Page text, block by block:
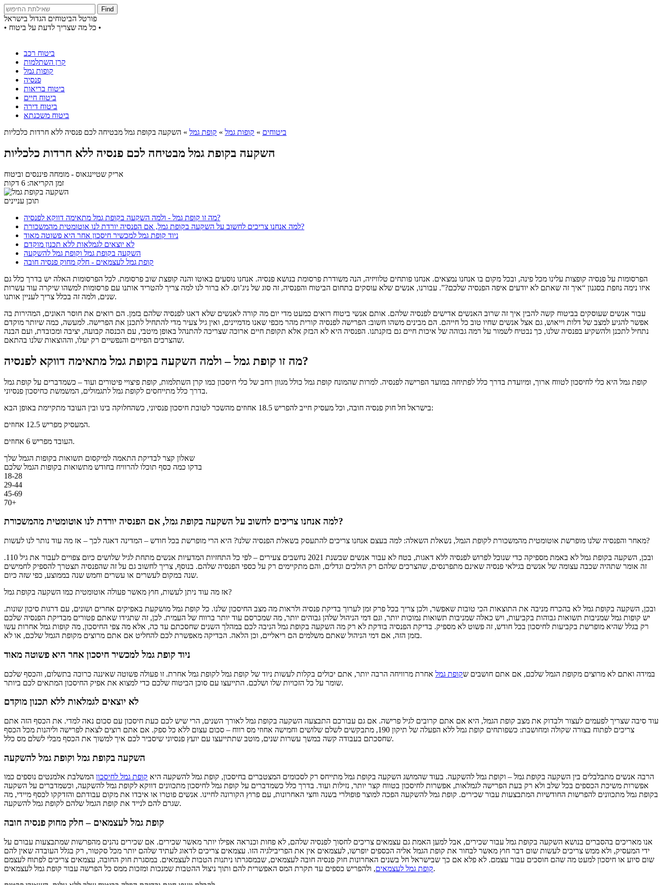
Find
פורטל הביטוחים הגדול בישראל
• כל מה שצריך לדעת על ביטוח •
ביטוח רכב
קרן השתלמות
קופות גמל
פנסיה
ביטוח בריאות
ביטוח חיים
ביטוח דירה
ביטוח משכנתא
ביטוחים » קופות גמל » קופת גמל » השקעה בקופת גמל מבטיחה לכם פנסיה ללא חרדות כלכליות
השקעה בקופת גמל מבטיחה לכם פנסיה ללא חרדות כלכליות
אריק שטיינגאוס - מומחה פיננסים וביטוח
זמן הקריאה: 6 דקות
תוכן עניינים
מה זו קופת גמל - ולמה השקעה בקופת גמל מתאימה דווקא לפנסיה?
למה אנחנו צריכים לחשוב על השקעה בקופת גמל, אם הפנסיה יורדת לנו אוטומטית מהמשכורת?
ניוד קופת גמל למכשיר חיסכון אחר היא פשוטה מאוד
לא יוצאים לגמלאות ללא תכנון מוקדם
השקעה בקופת גמל וקופת גמל להשקעה
קופת גמל לעצמאים - חלק מחוק פנסיה חובה
הפרסומות על פנסיה קופצות עלינו מכל פינה, ובכל מקום בו אנחנו נמצאים. אנחנו פותחים טלוויזיה, הנה משודרת פרסומת בנושא פנסיה. אנחנו נוסעים באוטו והנה קופצת שוב פרסומת. לכל הפרסומות האלה יש בדרך כלל גם
איזו נימה נוזפת בסגנון “איך זה שאתם לא יודעים איפה הפנסיה שלכם?”. עבורנו, אנשים שלא עוסקים בתחום הביטוח והפנסיה, זה סוג של ניג’וס. לא ברור לנו למה צריך להטריד אותנו עם פרסומות למשהו שיקרה עוד עשרות
שנים, ולמה זה בכלל צריך לעניין אותנו.
עבור אנשים שעוסקים בביטוח קשה להבין איך זה שרוב האנשים אדישים לפנסיה שלהם. אותם אנשי ביטוח רואים כמעט מדי יום מה קורה לאנשים שלא דאגו לפנסיה שלהם בזמן. הם רואים את חוסר האונים, המהירות בה
אפשר להגיע למצב של דלות וייאוש, גם אצל אנשים שחיו טוב כל חייהם. הם מבינים משהו חשוב: הפרישה לפנסיה קורית מהר מכפי שאנו מדמיינים, ואין גיל צעיר מדי להתחיל לתכנן את הפרישה. למעשה, כמה שיותר מוקדם
נתחיל לתכנן ולהשקיע בפנסיה שלנו, כך נבטיח לשמור על רמה גבוהה של איכות חיים גם בזקנתנו. הפנסיה היא לא הבזק אלא תקופת חיים ארוכה שצריכה להתנהל באופן מיטבי, עם הכנסה קבועה, יציבה ומכובדת, ועם הבנה
שהצרכים הפיזיים והנפשיים רק יעלו, וההוצאות שלנו בהתאם.
מה זו קופת גמל – ולמה השקעה בקופת גמל מתאימה דווקא לפנסיה?
קופת גמל היא כלי לחיסכון לטווח ארוך, ומיועדת בדרך כלל לפתיחה במועד הפרישה לפנסיה. למרות שהמונח קופת גמל כולל מגוון רחב של כלי חיסכון כמו קרן השתלמות, קופת פיצויי פיטורים ועוד – כשמדברים על קופת גמל
בדרך כלל מתייחסים לקופת גמל לתגמולים, המשמשת כחיסכון פנסיוני.
בישראל חל חוק פנסיה חובה, וכל מעסיק חייב להפריש 18.5 אחוזים מהשכר לטובת חיסכון פנסיוני, כשהחלוקה בינו ובין העובד מתקיימת באופן הבא:
המעסיק מפריש 12.5 אחוזים.
העובד מפריש 6 אחוזים.
שאלון קצר לבדיקת התאמה למיקסום תשואות בקופות הגמל שלך
בדקו כמה כסף תוכלו להרוויח בחודש מתשואות בקופות הגמל שלכם
18-28
29-44
45-69
70+
למה אנחנו צריכים לחשוב על השקעה בקופת גמל, אם הפנסיה יורדת לנו אוטומטית מהמשכורת?
מאחר והפנסיה שלנו מופרשת אוטומטית מהמשכורת לקופת הגמל, נשאלת השאלה: למה בעצם אנחנו צריכים להתעסק בשאלת הפנסיה שלנו? היא הרי מופרשת בכל חודש – המדינה דאגה לכך – אז מה עוד נותר לנו לעשות?
ובכן, השקעה בקופת גמל לא באמת מספיקה כדי שנוכל לפרוש לפנסיה ללא דאגות, בטח לא עבור אנשים שבשנת 2021 נחשבים צעירים – לפי כל התחזיות המדעיות אנשים מתחת לגיל שלושים כיום צפויים לעבור את גיל 110.
זה אומר שתהיה שכבה עצומה של אנשים בגילאי פנסיה שאינם מתפרנסים, שהצרכים שלהם רק הולכים וגדלים, והם מתקיימים רק על כספי הפנסיה שלהם. בנוסף, צריך לחשוב גם על זה שהפנסיה תצטרך להספיק לחמישים
שנה במקום לעשרים או עשרים וחמש שנה בממוצע, כפי שזה כיום.
אז מה עוד ניתן לעשות, חוץ מאשר פעולה אוטומטית כמו השקעה בקופת גמל?
ובכן, השקעה בקופת גמל לא בהכרח מניבה את התוצאות הכי טובות שאפשר, ולכן צריך בכל פרק זמן לערוך בדיקת פנסיה ולראות מה מצב החיסכון שלנו. כל קופת גמל מושקעת באפיקים אחרים ושונים, עם דרגות סיכון שונות.
יש קופות גמל שמניבות תשואות גבוהות בקביעות, ויש כאלה שמניבות תשואות נמוכות יותר, וגם דמי הניהול שלהן גבוהים יותר, מה שמכרסם עוד יותר ברווח של העמית. לכן, זה שתגידו שאתם פטורים מבדיקת הפנסיה שלכם
רק בגלל שהיא מופרשת בקביעות לחיסכון בכל חודש, זה פשוט לא מספיק. בדיקת הפנסיה בודקת לא רק מה השקעה בקופת גמל הניבה לכם במהלך השנים שחסכתם עד כה, אלא מה צפי החיסכון, מה קופות גמל אחרות עשו
בזמן הזה, אם דמי הניהול שאתם משלמים הם ריאליים, וכן הלאה. הבדיקה מאפשרת לכם להחליט אם אתם מרוצים מקופת הגמל שלכם, או לא.
ניוד קופת גמל למכשיר חיסכון אחר היא פשוטה מאוד
במידה ואתם לא מרוצים מקופת הגמל שלכם, אם אתם חושבים שקופת גמל אחרת מרוויחה הרבה יותר, אתם יכולים בקלות לעשות ניוד של קופת גמל לקופת גמל אחרת. זו פעולה פשוטה שאיננה כרוכה בתשלום, והכסף שלכם
שומר על כל הזכויות שלו ושלכם. התייעצו עם סוכן הביטוח שלכם כדי למצוא את אפיק החיסכון המתאים לכם ביותר.
לא יוצאים לגמלאות ללא תכנון מוקדם
עוד סיבה שצריך לפעמים לעצור ולבדוק את מצב קופת הגמל, היא אם אתם קרובים לגיל פרישה. אם גם עבורכם התבצעה השקעה בקופת גמל לאורך השנים, הרי שיש לכם כעת חיסכון עם סכום נאה למדי. את הכסף הזה אתם
צריכים לפתוח בצורה שקולה ומחושבת: כשפותחים קופת גמל ללא הפעלה של תיקון 190, מתבקשים לשלם שלושים וחמישה אחוזי מס רווח – סכום עצום ללא כל ספק. אם אתם רוצים לצאת לפרישה וליהנות מכל הכסף
שחסכתם בעבודה קשה במשך עשרות שנים, מוטב שתתייעצו עם יועץ פנסיוני שיסביר לכם איך למשוך את הכסף מבלי לשלם מס כלל.
השקעה בקופת גמל וקופת גמל להשקעה
הרבה אנשים מתבלבלים בין השקעה בקופת גמל – וקופת גמל להשקעה. בעוד שהמושג השקעה בקופת גמל מתייחס רק לסכומים המצטברים בחיסכון, קופת גמל להשקעה היא קופת גמל לחיסכון המשלבת אלמנטים נוספים כמו
אפשרות משיכת הכספים בכל שלב ולא רק בעת הפרישה לגמלאות, אפשרות לחיסכון בטווח קצר יותר, נזילות ועוד. בדרך כלל כשמדברים על קופת גמל לחיסכון מתכוונים דווקא לקופת גמל להשקעה, וכשמדברים על השקעה
בקופת גמל מתכוונים להפרשות החודשיות המתבצעות עבור שכירים. קופת גמל להשקעה הפכה למוצר פופולרי בשנה וחצי האחרונות, עם פרוץ הקורונה לחיינו. אנשים פוטרו או איבדו את מקום עבודתם והזדקקו לכסף מיידי, מה
שגרם להם לנייד את קופת הגמל שלהם לקופת גמל להשקעה.
קופת גמל לעצמאים – חלק מחוק פנסיה חובה
אנו מאריכים בהסברים בנושא השקעה בקופת גמל עבור שכירים, אבל למען האמת גם עצמאים צריכים לחסוך לפנסיה שלהם, לא פחות וכנראה אפילו יותר מאשר שכירים. אם שכירים נהנים מהפרשות שמתבצעות עבורם על
ידי המעסיק, ולא ממש צריכים לעשות שום דבר חוץ מאשר לבחור את קופת הגמל אליה הכספים יופרשו, לעצמאים אין את הפריבילגיה הזו. עצמאים צריכים לדאוג לעתיד שלהם יותר מכל סקטור, רק בגלל העובדה שאין להם
שום סיוע או חיסכון למעט מה שהם חוסכים עבור עצמם. לא פלא אם כך שבישראל חל בשנים האחרונות חוק פנסיה חובה לעצמאים, שבמסגרתו ניתנות הטבות לעצמאים. במסגרת חוק החובה, עצמאים צריכים לפתוח לעצמם
קופת גמל לעצמאים, ולהפריש כספים עד תקרת המס האפשרית להם ותוך ניצול ההטבות שמנכות ומזכות ממס כל הפרשה עבור קופת גמל לעצמאים.